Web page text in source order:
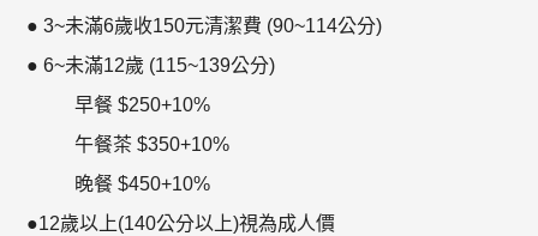
● 3~未滿6歲收150元清潔費 (90~114公分)
● 6~未滿12歲 (115~139公分)
早餐 $250+10%
午餐茶 $350+10%
晚餐 $450+10%
●12歲以上(140公分以上)視為成人價